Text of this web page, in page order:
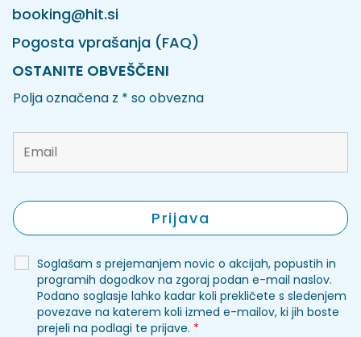
booking@hit.si
Pogosta vprašanja (FAQ)
OSTANITE OBVEŠČENI
Polja označena z * so obvezna
Soglašam s prejemanjem novic o akcijah, popustih in
programih dogodkov na zgoraj podan e-mail naslov.
Podano soglasje lahko kadar koli prekličete s sledenjem
povezave na katerem koli izmed e-mailov, ki jih boste
prejeli na podlagi te prijave. *